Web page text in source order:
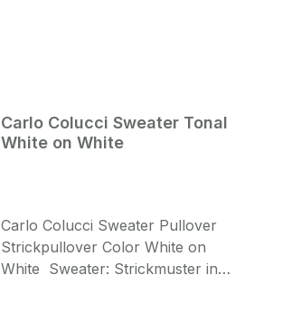
Carlo Colucci Sweater Tonal
White on White
Carlo Colucci Sweater Pullover
Strickpullover Color White on
White Sweater: Strickmuster in